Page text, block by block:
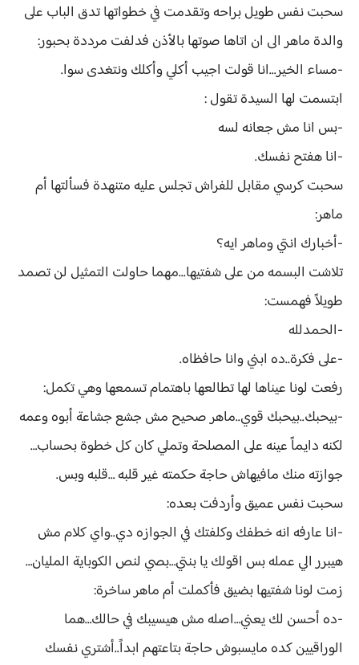
سحبت نفس طويل براحه وتقدمت في خطواتها تدق الباب على
والدة ماهر الى ان اتاها صوتها بالأذن فدلفت مرددة بحبور:
-مساء الخير...انا قولت اجيب أكلي وأكلك ونتغدى سوا.
ابتسمت لها السيدة تقول :
-بس انا مش جعانه لسه
-انا هفتح نفسك.
سحبت كرسي مقابل للفراش تجلس عليه متنهدة فسألتها أم
ماهر:
-أخبارك انتي وماهر ايه؟
تلاشت البسمه من على شفتيها...مهما حاولت التمثيل لن تصمد
طويلاً فهمست:
-الحمدلله
-على فكرة..ده ابني وانا حافظاه.
رفعت لونا عيناها لها تطالعها باهتمام تسمعها وهي تكمل:
-بيحبك..بيحبك قوي..ماهر صحيح مش جشع جشاعة أبوه وعمه
لكنه دايماً عينه على المصلحة وتملي كان كل خطوة بحساب…
جوازته منك مافيهاش حاجة حكمته غير قلبه …قلبه وبس.
سحبت نفس عميق وأردفت بعده:
-انا عارفه انه خطفك وكلفتك في الجوازه دي..واي كلام مش
هيبرر الي عمله بس اقولك يا بنتي…بصي لنص الكوباية المليان…
زمت لونا شفتيها بضيق فأكملت أم ماهر ساخرة:
-ده أحسن لك يعني…اصله مش هيسيبك في حالك…هما
الوراقيين كده مايسبوش حاجة بتاعتهم ابداً..أشتري نفسك